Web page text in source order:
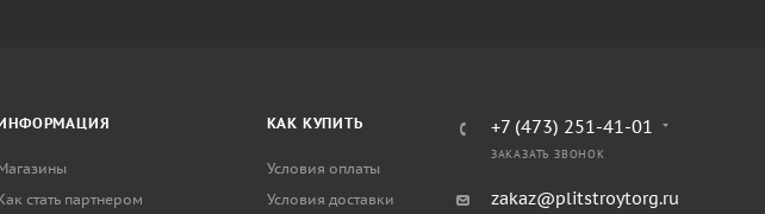
стать партнером
КАК КУПИТЬ
Условия оплаты
Условия доставки
+7 (473) 251-41-01
ЗАКАЗАТЬ ЗВОНОК
zakaz@plitstroytorg.ru